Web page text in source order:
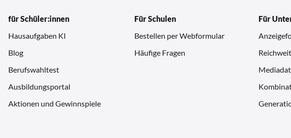
für Schüler:innen
Hausaufgaben KI
Blog
Berufswahltest
Ausbildungsportal
Aktionen und Gewinnspiele
Für Schulen
Bestellen per Webformular
Häufige Fragen
Für